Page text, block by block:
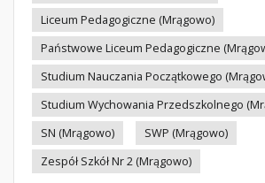
Liceum Pedagogiczne (Mrągowo)
Państwowe Liceum Pedagogiczne
Studium Nauczania Początkowego
Studium Wychowania Przedszkolnego
SN (Mrągowo)
SWP (Mrągowo)
Zespół Szkół Nr 2 (Mrągowo)